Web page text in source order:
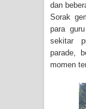
dan
Sorak
para
sekitar
parade,
momen